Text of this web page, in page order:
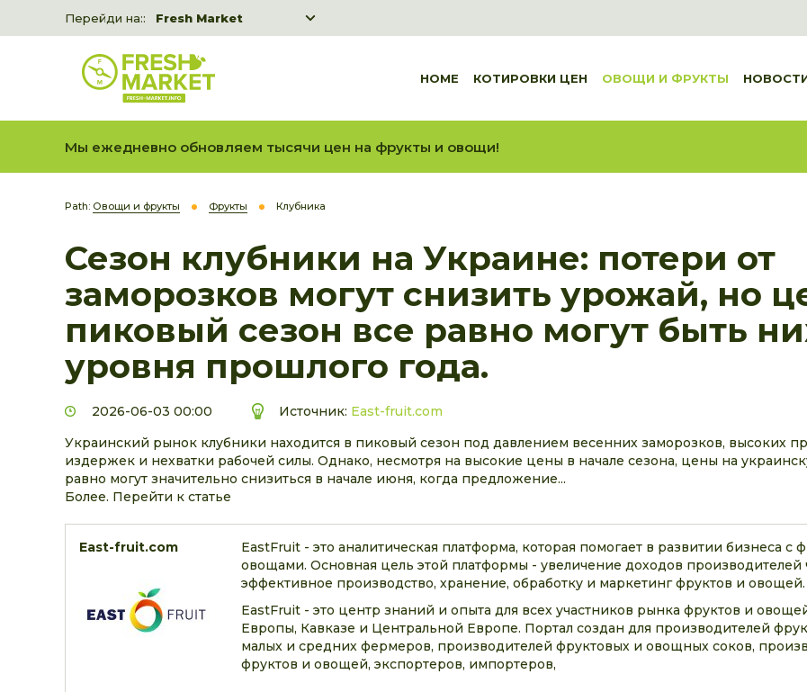
Перейди на::
Fresh Market
Fresh Market event B2B
HOME КОТИРОВКИ ЦЕН ОВОЩИ И ФРУКТЫ
Мы ежедневно обновляем тысячи цен на фрукты и овощи!
Path: Овощи и фрукты Фрукты Клубника
Сезон клубники на Украине: потери от
заморозков могут снизить урожай, но
пиковый сезон все равно могут быть
уровня прошлого года.
2026-06-03 00:00 Источник: East-fruit.com
Украинский рынок клубники находится в пиковый сезон под давлением весенних заморозков, высоких
издержек и нехватки рабочей силы. Однако, несмотря на высокие цены в начале сезона, цены на
равно могут значительно снизиться в начале июня, когда предложение...
Более. Перейти к статье
East-fruit.com
EastFruit - это аналитическая платформа, которая помогает в развитии бизнеса с
овощами. Основная цель этой платформы - увеличение доходов производителей
эффективное производство, хранение, обработку и маркетинг фруктов и овощей.
EastFruit - это центр знаний и опыта для всех участников рынка фруктов и
Европы, Кавказе и Центральной Европе. Портал создан для производителей
малых и средних фермеров, производителей фруктовых и овощных соков,
фруктов и овощей, экспортеров, импортеров,